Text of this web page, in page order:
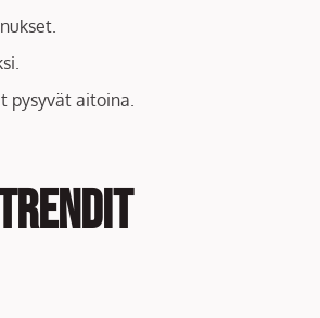
pysyvät aitoina.
trendit